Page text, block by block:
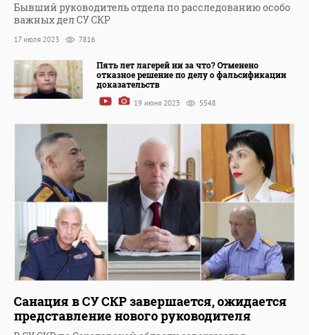
Бывший руководитель отдела по расследованию особо
важных дел СУ СКР
17 июля 2023 7816
Пять лет лагерей ни за что? Отменено
отказное решение по делу о фальсификации
доказательств
19 июня 2023 5548
Санация в СУ СКР завершается, ожидается
представление нового руководителя